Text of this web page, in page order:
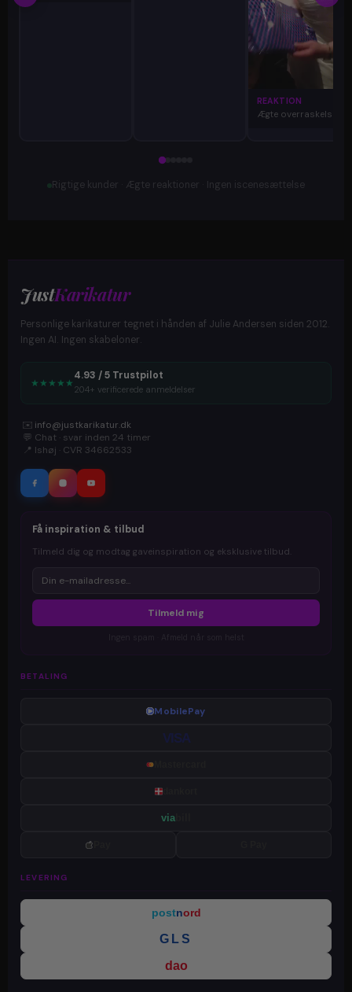
REAKTION
Ægte overraskelse
Rigtige kunder · Ægte reaktioner · Ingen iscenesættelse
JustKarikatur
Personlige karikaturer tegnet i hånden af Julie Andersen siden 2012.
Ingen AI. Ingen skabeloner.
★ ★ ★ ★ ★
4.93 / 5 Trustpilot
204+ verificerede anmeldelser
✉️ info@justkarikatur.dk
💬 Chat · svar inden 24 timer
📍 Ishøj · CVR 34662533
Få inspiration & tilbud
Tilmeld dig og modtag gaveinspiration og eksklusive tilbud.
Tilmeld mig
BETALING
MobilePay
VISA
via
LEVERING
postnord
GLS
dao